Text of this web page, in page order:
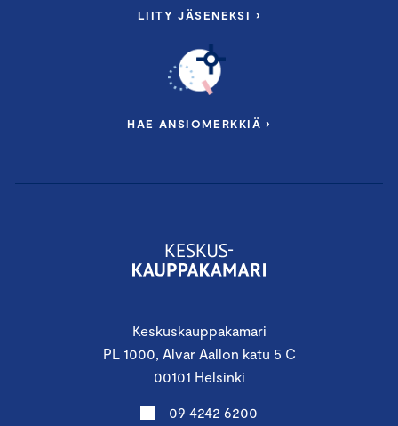
Keskuskauppakamari
PL 1000, Alvar Aallon katu 5 C
00101 Helsinki
09 4242 6200
LIITY JÄSENEKSI ›
HAE ANSIOMERKKIÄ ›